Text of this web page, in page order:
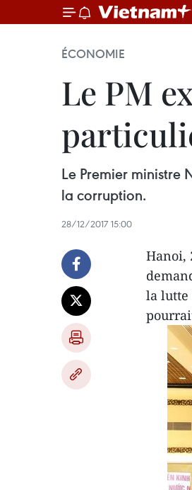
ÉCONOMIE
Le PM
Le Premier ministre
la corruption.
28/12/2017 15:00
Hanoi,
la lutte